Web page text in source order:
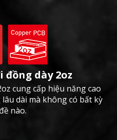
đồng dày 2oz
cung cấp hiệu năng cao
dài mà không có bất kỳ
nào.